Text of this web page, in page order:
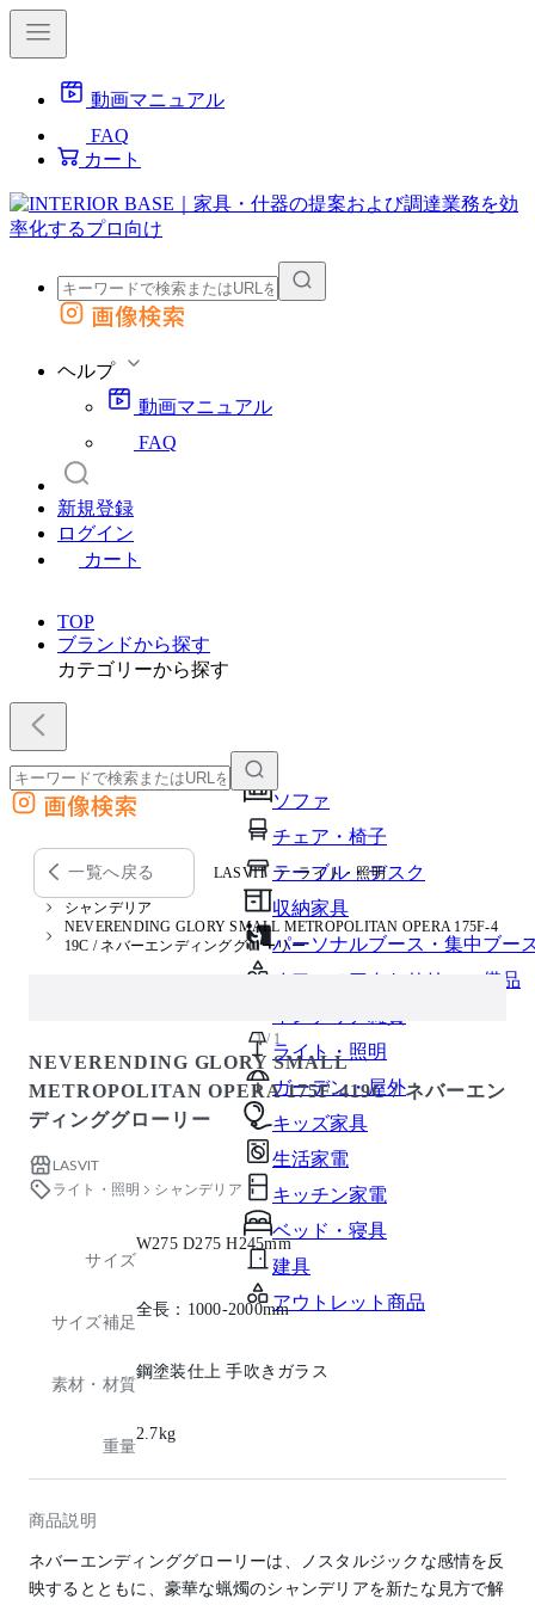
動画マニュアル
FAQ
カート
外部サイトの商品をカートに追加
画像検索
ヘルプ
動画マニュアル
FAQ
新規登録
ログイン
カート
TOP
ブランドから探す
カテゴリーから探す
ソファ
チェア・椅子
テーブル・デスク
収納家具
パーソナルブース・集中ブー
オフィスアクセサリー・備品
ライト・照明
ガーデン・屋外
キッズ家具
生活家電
キッチン家電
ベッド・寝具
建具
アウトレット商品
外部サイトの商品をカートに追加
他のサイトで見つけた商品ページのURLを貼り付けて、カートに追加できます
画像検索
一覧へ戻る LASVIT ライト・照明
シャンデリア
NEVERENDING GLORY SMALL METROPOLITAN OPERA 175F-4
19C / ネバーエンディンググローリー
1 / 1
NEVERENDING GLORY SMALL
METROPOLITAN OPERA 175F-419C / ネバーエン
ディンググローリー
LASVIT
ライト・照明
シャンデリア
サイズ
W275 D275 H245mm
サイズ補足
全長：1000-2000mm
素材・材質
鋼塗装仕上 手吹きガラス
重量
2.7kg
商品説明
ネバーエンディンググローリーは、ノスタルジックな感情を反
映するとともに、豪華な蝋燭のシャンデリアを新たな見方で解